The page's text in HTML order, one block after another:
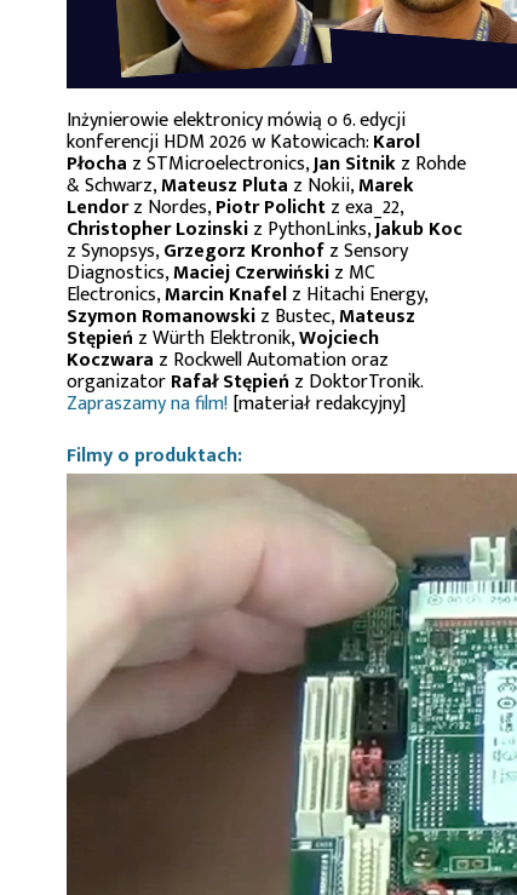
Inżynierowie elektronicy mówią o 6. edycji
konferencji HDM 2026 w Katowicach:Karol
Płocha z STMicroelectronics,Jan Sitnikz Rohde
& Schwarz,Mateusz Pluta z Nokii,Marek
Lendorz Nordes,Piotr Polichtz exa_22,
Christopher Lozinskiz PythonLinks,Jakub Koc
z Synopsys,Grzegorz Kronhofz Sensory
Diagnostics,Maciej Czerwińskiz MC
Electronics,Marcin Knafelz Hitachi Energy,
Szymon Romanowskiz Bustec,Mateusz
Stępień z Würth Elektronik,Wojciech
Koczwara z Rockwell Automation oraz
organizatorRafał Stępień z DoktorTronik.
Zapraszamy na film![materiał redakcyjny]
Filmy o produktach: